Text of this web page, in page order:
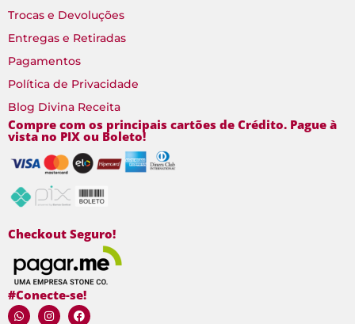
Trocas e Devoluções
Entregas e Retiradas
Pagamentos
Política de Privacidade
Blog Divina Receita
Compre com os principais cartões de Crédito. Pague à
vista no PIX ou Boleto!
Checkout Seguro!
#Conecte-se!